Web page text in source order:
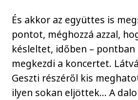
És akkor az együttes is
pontot, méghozzá azzal,
késleltet, időben – pontban
megkezdi a koncertet.
Geszti részéről kis
ilyen sokan eljöttek… A